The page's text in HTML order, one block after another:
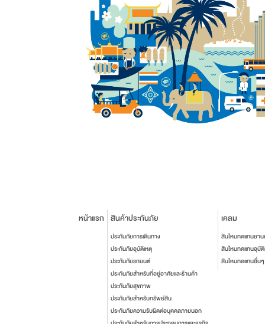
หน้าแรก สินค้าประกันภัย
ประกันภัยการเดินทาง
ประกันภัยอุบัติเหตุ
ประกันภัยรถยนต์
ประกันภัยสำหรับที่อยู่อาศัยและร้านค้า
ประกันภัยสุขภาพ
ประกันภัยสำหรับทรัพย์สิน
ประกันภัยความรับผิดต่อบุคคลภายนอก
เคลม
สินไหมทดแทนยา
สินไหมทดแทนอุบั
สินไหมทดแทนอื่นๆ